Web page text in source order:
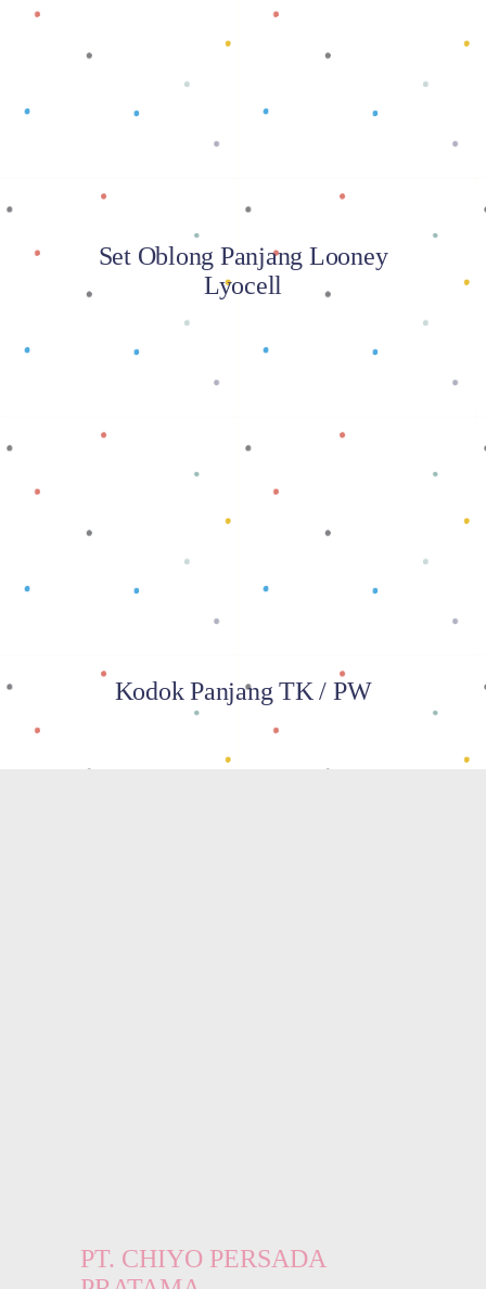
Baca selengkapnya
Set Oblong Panjang Looney
Lyocell
Baca selengkapnya
Kodok Panjang TK / PW
PT. CHIYO PERSADA